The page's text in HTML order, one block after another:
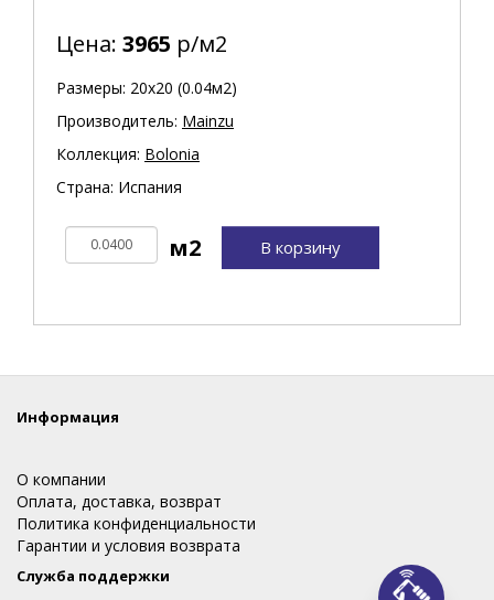
Цена: 3965 р/м2
Размеры: 20х20 (0.04м2)
Производитель: Mainzu
Коллекция: Bolonia
Страна: Испания
В корзину
Информация
О компании
Оплата, доставка, возврат
Политика конфиденциальности
Гарантии и условия возврата
Служба поддержки